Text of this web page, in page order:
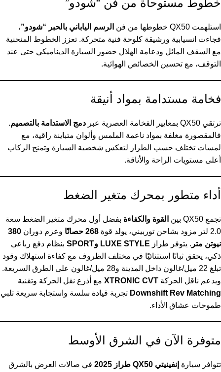
خطوط مستوحاة من فن “شودو”
استلهمت QX50 خطوطها من فن الرسم الياباني بالحبر “شودو”،
فجاءت انسيابية ورشيقة كلوحة فنية متحركة. تعزز الخطوط المنحنية
مع السقف المائل ودعامة الهلال حضور السيارة الديناميكي حتى عند
التوقف، مع تحسين الخصائص الهوائية.
فخامة مستدامة بمواد أنيقة
ترتقي QX50 بمعايير الفخامة العصرية عبر دمج الاستدامة بالتصميم.
فالمقصورة مغلفة بمواد ناعمة الملمس وألوان متباينة راقية، مع
لمسات تختلف حسب الطراز لتعكس شخصية السيارة وتمنح الركاب
أعلى مستويات الراحة والأناقة.
أداء متطور بمحرك متغير الضغط
تجمع QX50 بين القوة والكفاءة بفضل أول محرك متغير الضغط سعة
2.0 لتر مزود بشاحن توربيني، يولد قوة
268 حصانًا وعزم دوران 380
نيوتن متر . يتوفر طراز LUXE STYLE وSPORT
بنظام دفع رباعي
ذكي، يحقق ثباتًا استثنائيًا في مختلف الظروف مع كفاءة استهلاك وقود
تبلغ 22 ميل/غالون داخل المدينة و28 ميل/غالون على الطرق السريعة.
ويدعم ناقل الحركة XTRONIC CVT مع أذرع نقل الحركة وتقنية
Downshift Rev Matching تجربة قيادة سلسة واستجابة سريعة تلبي
طموحات عشاق الأداء.
متوفرة الآن في الشرق الأوسط
تتوافر سيارة إنفينيتي QX50 طراز 2025
في صالات العرض بالشرق